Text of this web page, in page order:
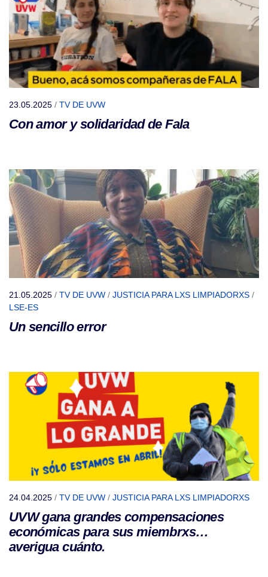
23.05.2025 / TV DE UVW
Con amor y solidaridad de Fala
21.05.2025 / TV DE UVW / JUSTICIA PARA LXS LIMPIADORXS /
LSE-ES
Un sencillo error
24.04.2025 / TV DE UVW / JUSTICIA PARA LXS LIMPIADORXS
UVW gana grandes compensaciones
económicas para sus miembrxs…
averigua cuánto.